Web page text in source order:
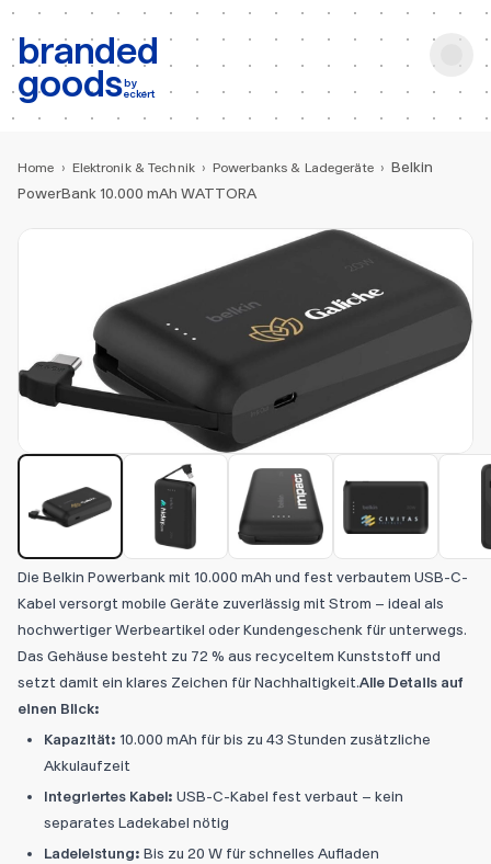
branded
goodsby
eckert
b: Produktsuche
Home › Elektronik & Technik › Powerbanks & Ladegeräte › Belkin
PowerBank 10.000 mAh WATTORA
Die Belkin Powerbank mit 10.000 mAh und fest verbautem USB-C-
Kabel versorgt mobile Geräte zuverlässig mit Strom – ideal als
hochwertiger Werbeartikel oder Kundengeschenk für unterwegs.
Das Gehäuse besteht zu 72 % aus recyceltem Kunststoff und
setzt damit ein klares Zeichen für Nachhaltigkeit.Alle Details auf
einen Blick:
Kapazität: 10.000 mAh für bis zu 43 Stunden zusätzliche
Akkulaufzeit
Integriertes Kabel: USB-C-Kabel fest verbaut – kein
separates Ladekabel nötig
Ladeleistung: Bis zu 20 W für schnelles Aufladen